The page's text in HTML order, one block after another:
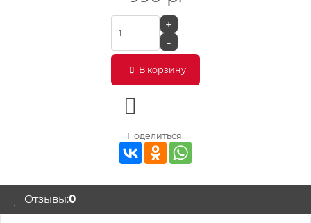
+
-
В корзину
Поделиться:
Отзывы:0